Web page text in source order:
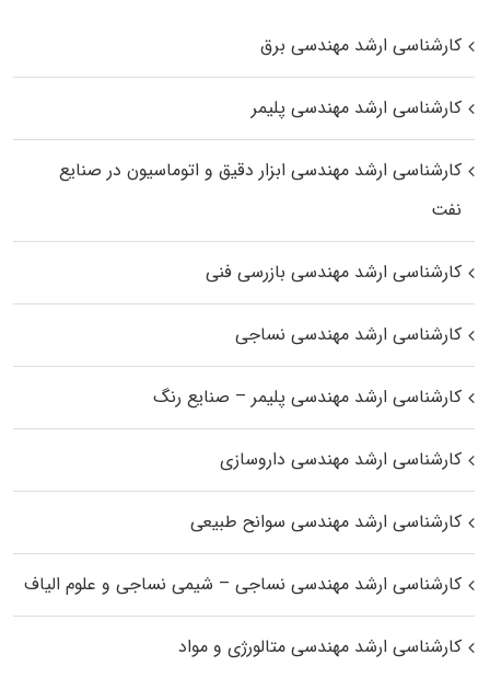
کارشناسی ارشد مهندسی برق
کارشناسی ارشد مهندسی پلیمر
کارشناسی ارشد مهندسی ابزار دقیق و اتوماسیون در صنایع
نفت
کارشناسی ارشد مهندسی بازرسی فنی
کارشناسی ارشد مهندسی نساجی
کارشناسی ارشد مهندسی پلیمر – صنایع رنگ
کارشناسی ارشد مهندسی داروسازی
کارشناسی ارشد مهندسی سوانح طبیعی
کارشناسی ارشد مهندسی نساجی – شیمی نساجی و علوم الیاف
کارشناسی ارشد مهندسی متالورژی و مواد